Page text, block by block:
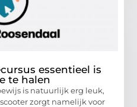
essentieel is
te halen
is natuurlijk erg leuk,
zorgt namelijk voor